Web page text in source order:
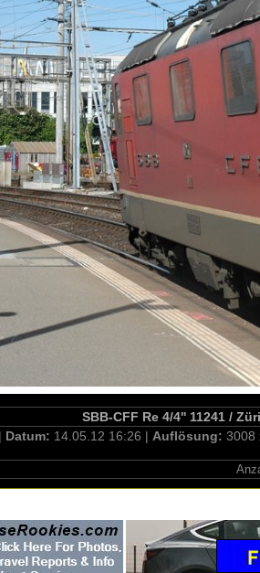
SBB-CFF Re 4/4'' 11241 /
Datum: 14.05.12 16:26 | Auflösung: 3008